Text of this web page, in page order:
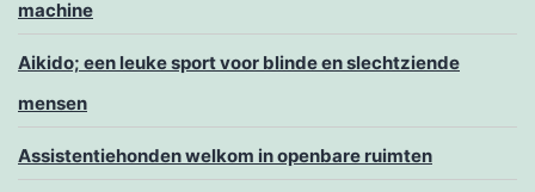
machine
Aikido; een leuke sport voor blinde en slechtziende
mensen
Assistentiehonden welkom in openbare ruimten